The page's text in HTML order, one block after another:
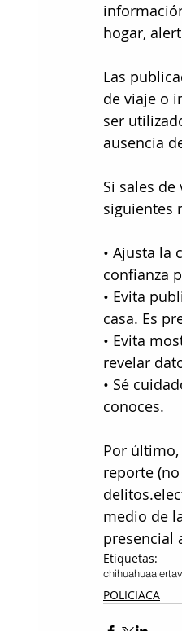
hogar,
Las
de viaje o
ser
ausencia
Si sales
siguientes
• Ajusta la
confianza
• Evita
casa. Es
• Evita
revelar
• Sé
conoces.
Por
reporte
medio de
presencial
Etiquetas:
chihuahuaalerta
POLICIACA